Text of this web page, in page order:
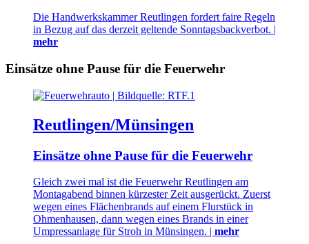
Die Handwerkskammer Reutlingen fordert faire Regeln
in Bezug auf das derzeit geltende Sonntagsbackverbot. |
mehr
Einsätze ohne Pause für die Feuerwehr
Reutlingen/Münsingen
Einsätze ohne Pause für die Feuerwehr
Gleich zwei mal ist die Feuerwehr Reutlingen am
Montagabend binnen kürzester Zeit ausgerückt. Zuerst
wegen eines Flächenbrands auf einem Flurstück in
Ohmenhausen, dann wegen eines Brands in einer
Umpressanlage für Stroh in Münsingen. | mehr